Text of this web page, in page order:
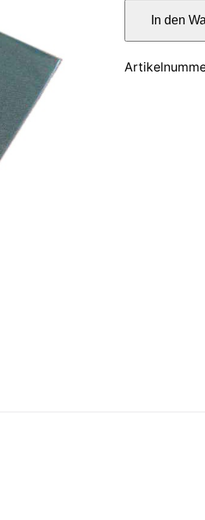
Nachsommer
Menge
In den